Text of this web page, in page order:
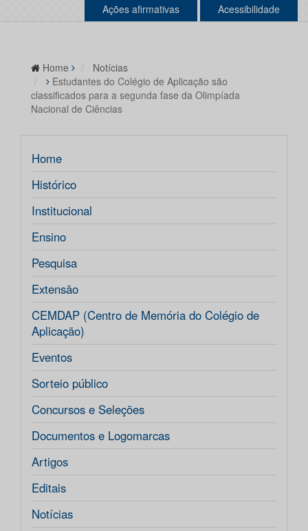
Ações afirmativas Acessibilidade
Home
Notícias
Estudantes do Colégio de Aplicação são
classificados para a segunda fase da Olimpíada
Nacional de Ciências
Home
Histórico
Institucional
Ensino
Pesquisa
Extensão
CEMDAP (Centro de Memória do Colégio de
Aplicação)
Eventos
Sorteio público
Concursos e Seleções
Documentos e Logomarcas
Artigos
Editais
Notícias